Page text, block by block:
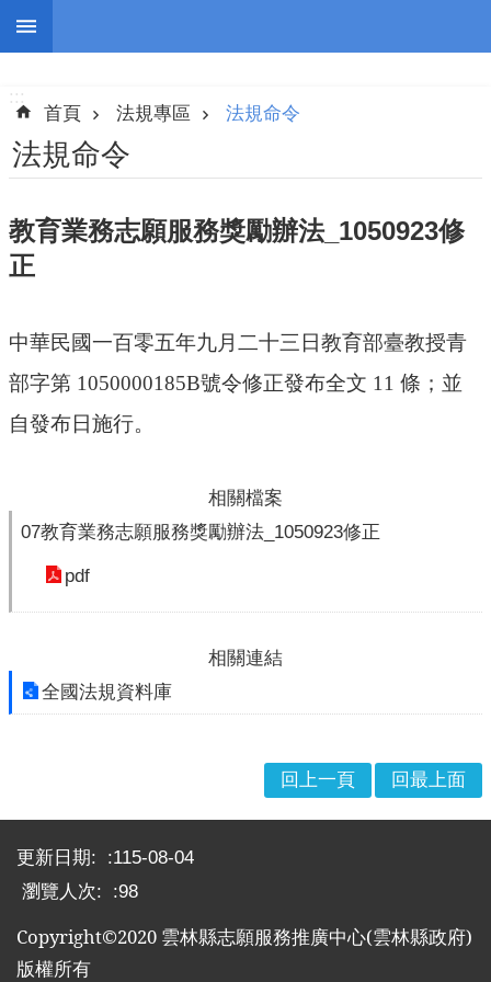
跳到主要內容區塊
搜
認
識
志
工
團
欄
規
表
志
工
招
募
互
動
:::
首頁 法規專區 法規命令
法規命令
教育業務志願服務獎勵辦法_1050923修
正
中華民國一百零五年九月二十三日教育部臺教授青
部字第 1050000185B號令修正發布全文 11 條；並
自發布日施行。
相關檔案
07教育業務志願服務獎勵辦法_1050923修正
pdf
相關連結
全國法規資料庫
回上一頁 回最上面
更新日期:
115-08-04
瀏覽人次:
98
Copyright©2020 雲林縣志願服務推廣中心(雲林縣政府)
版權所有